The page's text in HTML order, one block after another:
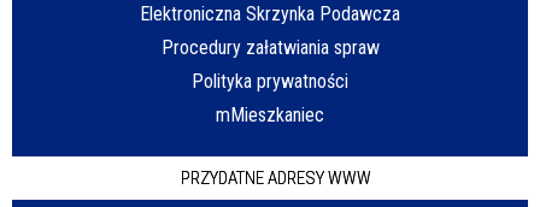
Elektroniczna Skrzynka Podawcza
Procedury załatwiania spraw
Polityka prywatności
mMieszkaniec
PRZYDATNE ADRESY WWW